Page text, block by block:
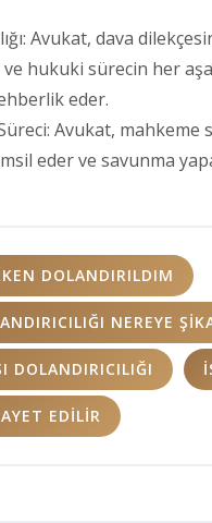
Avukat, dava
hukuki sürecin her
eder.
Avukat, mahkeme
eder ve savunma
DOLANDIRILDIM
NEREYE
DOLANDIRICILIĞI
EDILIR